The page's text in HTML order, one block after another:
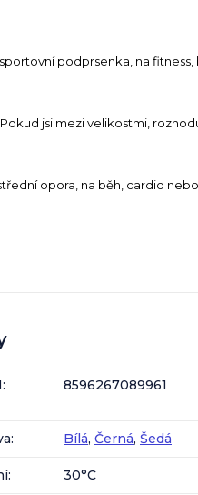
podprsenka, na fitness,
jsi mezi velikostmi,
opora, na běh, cardio
: 8596267089961
: Bílá, Černá, Šedá
: 30°C